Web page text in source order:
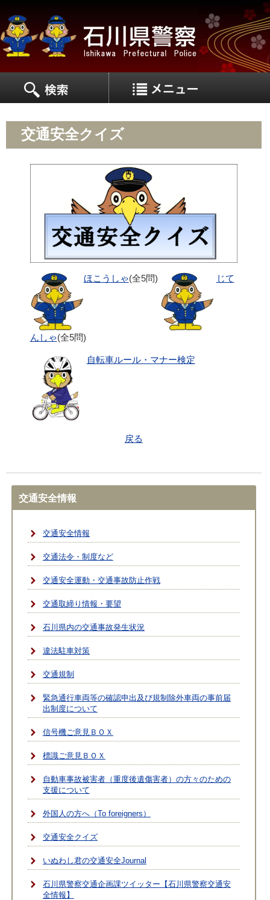
交通安全クイズ
ほこうしゃ(全5問) じて
んしゃ(全5問)
自転車ルール・マナー検定
戻る
交通安全情報
交通安全情報
交通法令・制度など
交通安全運動・交通事故防止作戦
交通取締り情報・要望
石川県内の交通事故発生状況
違法駐車対策
交通規制
緊急通行車両等の確認申出及び規制除外車両の事前届
出制度について
信号機ご意見ＢＯＸ
標識ご意見ＢＯＸ
自動車事故被害者（重度後遺傷害者）の方々のための
支援について
外国人の方へ（To foreigners）
交通安全クイズ
いぬわし君の交通安全Journal
石川県警察交通企画課ツイッター【石川県警察交通安
全情報】